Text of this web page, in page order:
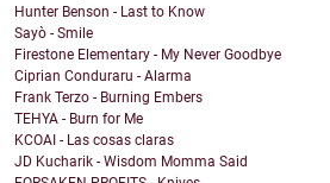
Hunter Benson - Last to Know
Sayò - Smile
Firestone Elementary - My Never Goodbye
Ciprian Conduraru - Alarma
Frank Terzo - Burning Embers
TEHYA - Burn for Me
KCOAI - Las cosas claras
JD Kucharik - Wisdom Momma Said